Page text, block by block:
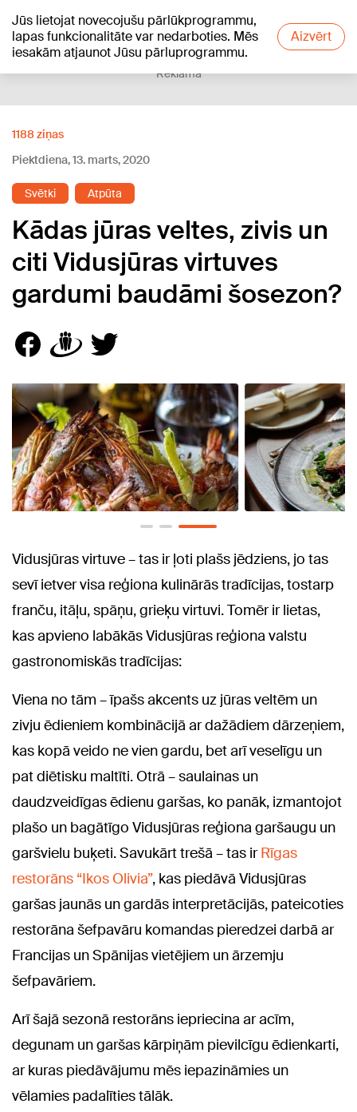
Jūs lietojat novecojušu pārlūkprogrammu,
lapas funkcionalitāte var nedarboties. Mēs
iesakām atjaunot Jūsu pārluprogrammu.
Aizvērt
+12°C
Reklāma
1188 ziņas
Piektdiena, 13. marts, 2020
Svētki Atpūta
Kādas jūras veltes, zivis un
citi Vidusjūras virtuves
gardumi baudāmi šosezon?
Vidusjūras virtuve – tas ir ļoti plašs jēdziens, jo tas
sevī ietver visa reģiona kulinārās tradīcijas, tostarp
franču, itāļu, spāņu, grieķu virtuvi. Tomēr ir lietas,
kas apvieno labākās Vidusjūras reģiona valstu
gastronomiskās tradīcijas:
Viena no tām – īpašs akcents uz jūras veltēm un
zivju ēdieniem kombinācijā ar dažādiem dārzeņiem,
kas kopā veido ne vien gardu, bet arī veselīgu un
pat diētisku maltīti. Otrā – saulainas un
daudzveidīgas ēdienu garšas, ko panāk, izmantojot
plašo un bagātīgo Vidusjūras reģiona garšaugu un
garšvielu buķeti. Savukārt trešā – tas irRīgas
restorāns “Ikos Olivia”, kas piedāvā Vidusjūras
garšas jaunās un gardās interpretācijās, pateicoties
restorāna šefpavāru komandas pieredzei darbā ar
Francijas un Spānijas vietējiem un ārzemju
šefpavāriem.
Arī šajā sezonā restorāns iepriecina ar acīm,
degunam un garšas kārpiņām pievilcīgu ēdienkarti,
ar kuras piedāvājumu mēs iepazināmies un
vēlamies padalīties tālāk.